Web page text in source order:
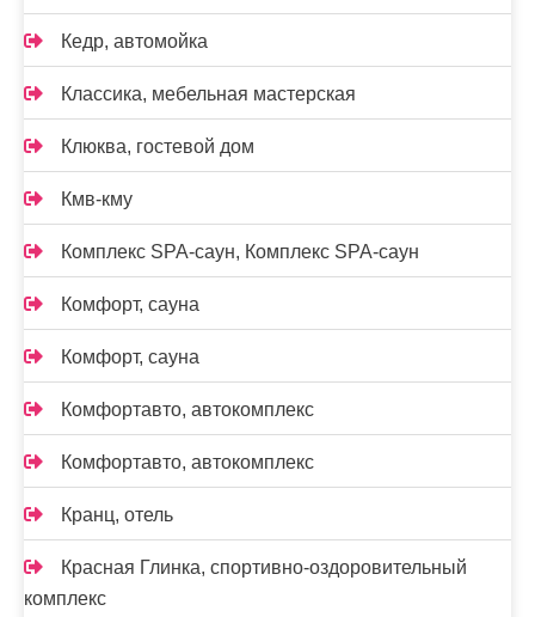
Кедр, автомойка
Классика, мебельная мастерская
Клюква, гостевой дом
Кмв-кму
Комплекс SPA-саун, Комплекс SPA-саун
Комфорт, сауна
Комфорт, сауна
Комфортавто, автокомплекс
Комфортавто, автокомплекс
Кранц, отель
Красная Глинка, спортивно-оздоровительный
комплекс